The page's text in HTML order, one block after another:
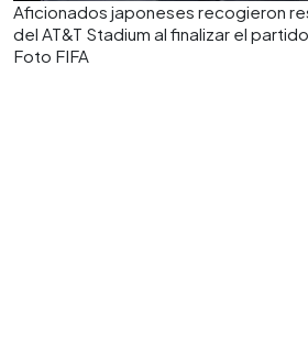
Aficionados japoneses recogieron
del AT&T Stadium al finalizar el
Foto FIFA